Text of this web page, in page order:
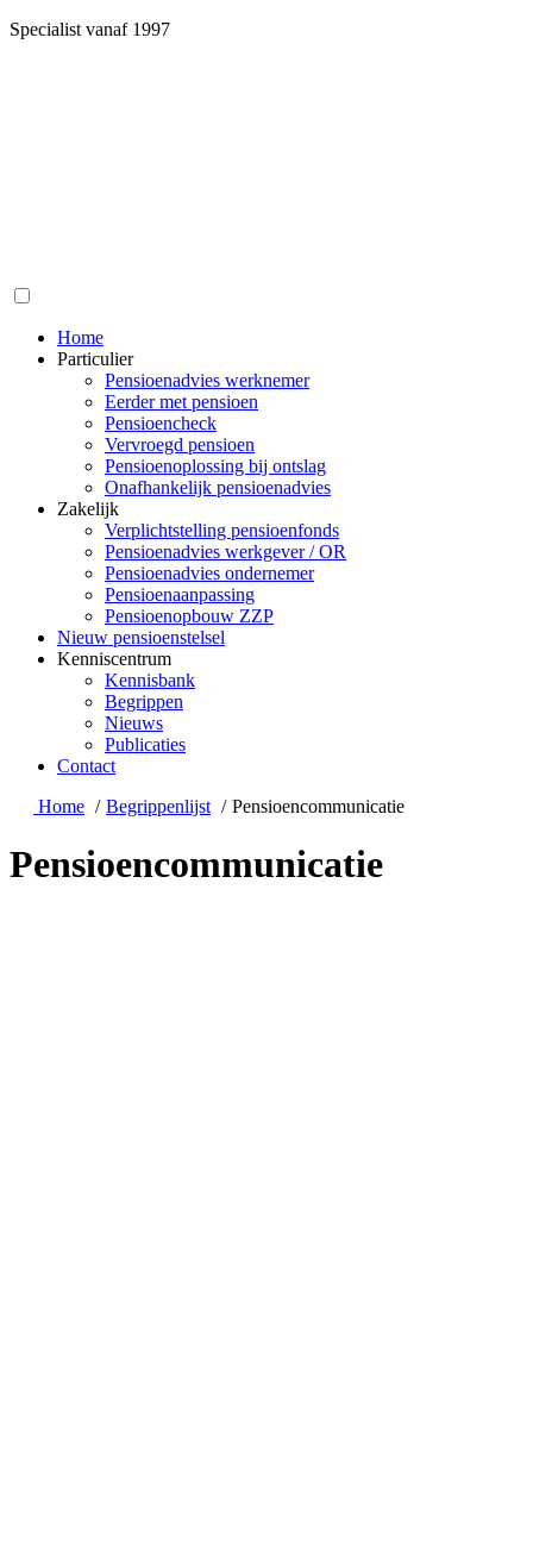
Specialist vanaf 1997
Home
Particulier
Pensioenadvies werknemer
Eerder met pensioen
Pensioencheck
Vervroegd pensioen
Pensioenoplossing bij ontslag
Onafhankelijk pensioenadvies
Zakelijk
Verplichtstelling pensioenfonds
Pensioenadvies werkgever / OR
Pensioenadvies ondernemer
Pensioenaanpassing
Pensioenopbouw ZZP
Nieuw pensioenstelsel
Kenniscentrum
Kennisbank
Begrippen
Nieuws
Publicaties
Contact
Home
Begrippenlijst Pensioencommunicatie
Pensioencommunicatie